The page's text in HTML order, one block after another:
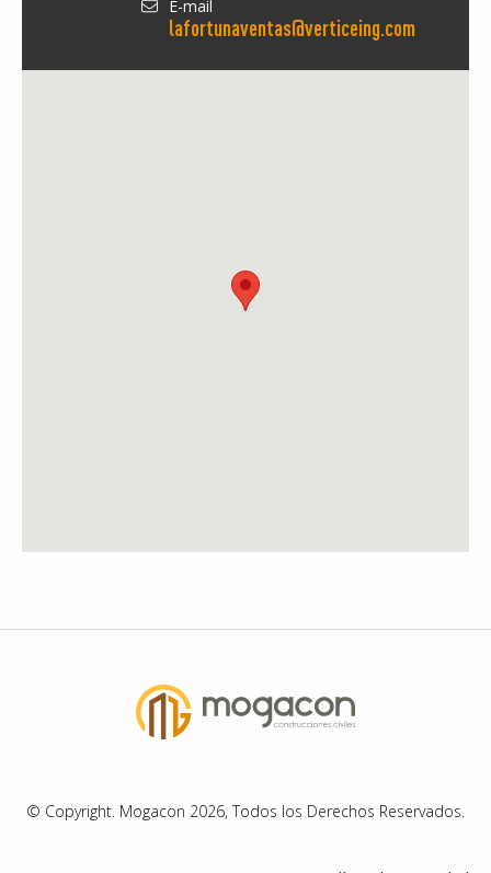
E-mail
lafortunaventas@verticeing.com
© Copyright. Mogacon 2026, Todos los Derechos Reservados.